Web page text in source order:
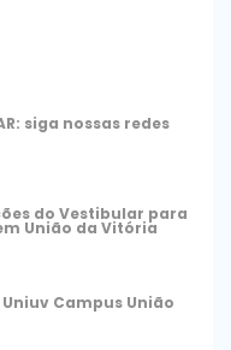
siga nossas redes
do Vestibular para
União da Vitória
Campus União